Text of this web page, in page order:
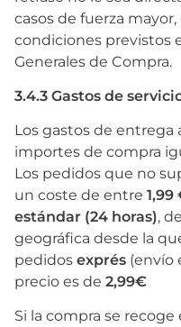
casos de fuerza
condiciones previstos
Generales de Compra.
3.4.3 Gastos de
Los gastos de entrega
importes de compra
Los pedidos que no
un coste de entre
estándar (24 horas),
geográfica desde la
pedidos exprés (envío
precio es de 2,99€
Si la compra se